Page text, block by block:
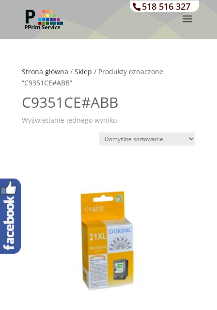
518 516 327
Strona główna / Sklep / Produkty oznaczone
“C9351CE#ABB”
C9351CE#ABB
Wyświetlanie jednego wyniku